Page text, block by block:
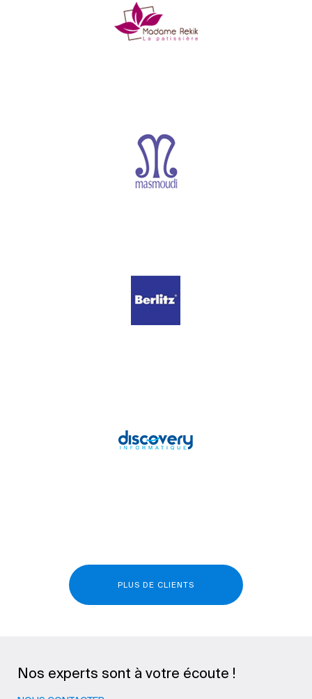
PLUS DE CLIENTS
Nos experts sont à votre écoute !